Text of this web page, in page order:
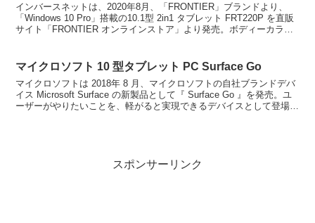
インバースネットは、2020年8月、「FRONTIER」ブランドより、
「Windows 10 Pro」搭載の10.1型 2in1 タブレット FRT220P を直販
サイト「FRONTIER オンラインストア」より発売。ボディーカラー
マイクロソフト 10 型タブレット PC Surface Go
マイクロソフトは 2018年 8 月、マイクロソフトの自社ブランドデバ
イス Microsoft Surface の新製品として『 Surface Go 』を発売。ユ
ーザーがやりたいことを、軽がると実現できるデバイスとして登場。
スポンサーリンク